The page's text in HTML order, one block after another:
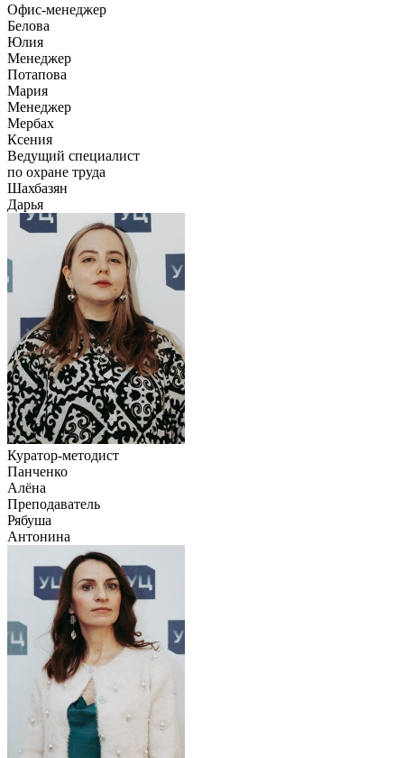
Офис-менеджер
Белова
Юлия
Менеджер
Потапова
Мария
Менеджер
Мербах
Ксения
Ведущий специалист
по охране труда
Шахбазян
Дарья
Куратор-методист
Панченко
Алёна
Преподаватель
Рябуша
Антонина